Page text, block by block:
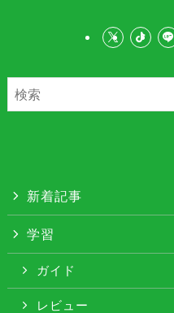
新着記事
学習
ガイド
レビュー